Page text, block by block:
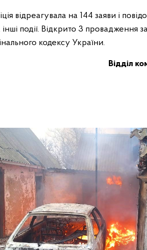
відреагувала на 144 заяви і
події. Відкрито 3 провадження
кодексу України.
Відділ